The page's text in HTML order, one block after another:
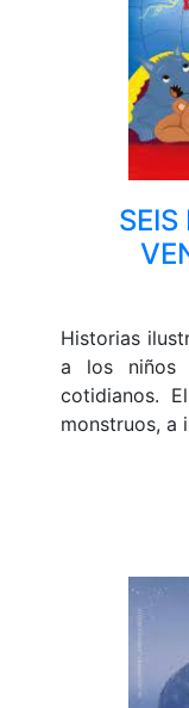
SEIS
Historias
a los niños
cotidianos.
monstruos, a